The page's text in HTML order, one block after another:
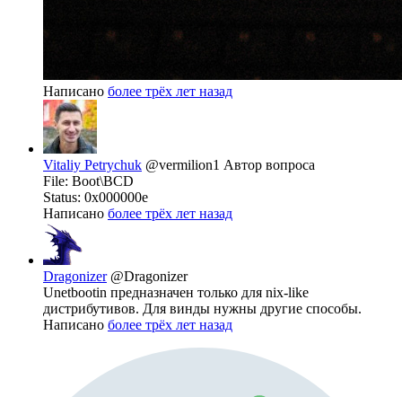
Написано более трёх лет назад
Vitaliy Petrychuk @vermilion1 Автор вопроса
File: Boot\BCD
Status: 0x000000e
Написано более трёх лет назад
Dragonizer @Dragonizer
Unetbootin предназначен только для nix-like
дистрибутивов. Для винды нужны другие способы.
Написано более трёх лет назад